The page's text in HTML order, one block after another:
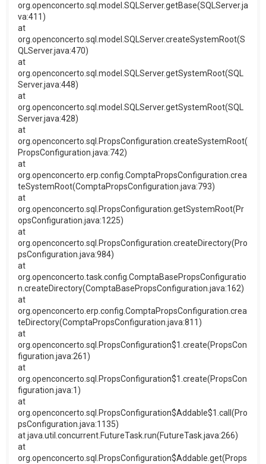
org.openconcerto.sql.model.SQLServer.getBase(SQLServer.ja
va:411)
at
org.openconcerto.sql.model.SQLServer.createSystemRoot(S
QLServer.java:470)
at
org.openconcerto.sql.model.SQLServer.getSystemRoot(SQL
Server.java:448)
at
org.openconcerto.sql.model.SQLServer.getSystemRoot(SQL
Server.java:428)
at
org.openconcerto.sql.PropsConfiguration.createSystemRoot(
PropsConfiguration.java:742)
at
org.openconcerto.erp.config.ComptaPropsConfiguration.crea
teSystemRoot(ComptaPropsConfiguration.java:793)
at
org.openconcerto.sql.PropsConfiguration.getSystemRoot(Pr
opsConfiguration.java:1225)
at
org.openconcerto.sql.PropsConfiguration.createDirectory(Pro
psConfiguration.java:984)
at
org.openconcerto.task.config.ComptaBasePropsConfiguratio
n.createDirectory(ComptaBasePropsConfiguration.java:162)
at
org.openconcerto.erp.config.ComptaPropsConfiguration.crea
teDirectory(ComptaPropsConfiguration.java:811)
at
org.openconcerto.sql.PropsConfiguration$1.create(PropsCon
figuration.java:261)
at
org.openconcerto.sql.PropsConfiguration$1.create(PropsCon
figuration.java:1)
at
org.openconcerto.sql.PropsConfiguration$Addable$1.call(Pro
psConfiguration.java:1135)
at java.util.concurrent.FutureTask.run(FutureTask.java:266)
at
org.openconcerto.sql.PropsConfiguration$Addable.get(Props